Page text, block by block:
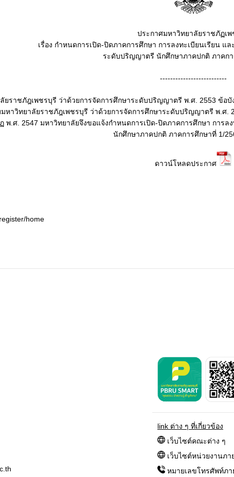
ประกาศมหาวิทยาลัยราชภัฏเพ
เรื่อง กำหนดการเปิด-ปิดภาคการศึกษา การลงทะเบียนเรียน แ
ระดับปริญญาตรี นักศึกษาภาคปกติ ภาคกา
--------------------------
ยราชภัฎเพชรบุรี ว่าด้วยการจัดการศึกษาระดับปริญญาตรี พ.ศ. 2553 ข้
หาวิทยาลัยราชภัฎเพชรบุรี ว่าด้วยการจัดการศึกษาระดับปริญญาตรี พ.ศ
พ.ศ. 2547 มหาวิทยาลัยจึงขอแจ้งกำหนดการเปิด-ปิดภาคการศึกษา การ
นักศึกษาภาคปกติ ภาคการศึกษาที่ 1/
ดาวน์โหลดประกาศ
home
link ต่าง ๆ ที่เกี่ยวข้อง
เว็บไซต์คณะต่าง ๆ
เว็บไซต์หน่วยงานภา
หมายเลขโทรศัพท์ภา